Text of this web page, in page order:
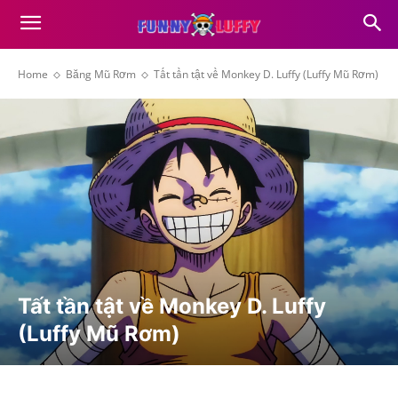
Home Băng Mũ Rơm Tất tần tật về Monkey D. Luffy (Luffy Mũ Rơm)
Tất tần tật về Monkey D. Luffy
(Luffy Mũ Rơm)